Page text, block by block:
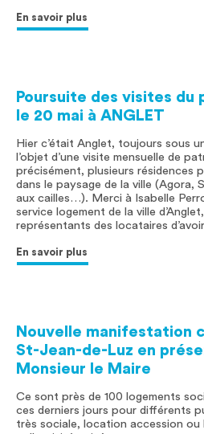
En savoir plus
Poursuite des visites du
le 20 mai à ANGLET
Hier c’était Anglet, toujours sous
l’objet d’une visite mensuelle de
précisément, plusieurs résidences
dans le paysage de la ville (Agora,
aux cailles…). Merci à Isabelle
service logement de la ville
représentants des locataires
En savoir plus
Nouvelle manifestation
St-Jean-de-Luz en
Monsieur le Maire
Ce sont près de 100 logements
ces derniers jours pour différents
très sociale, location accession ou